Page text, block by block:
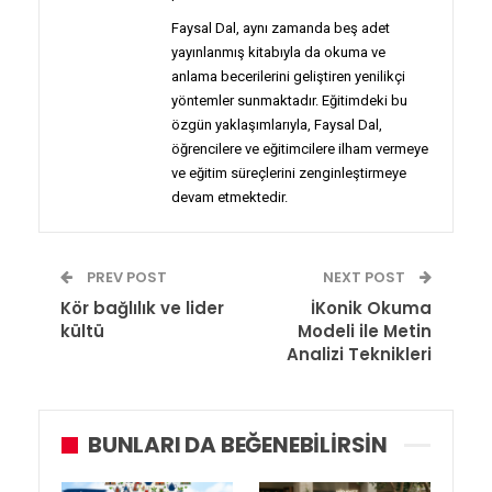
Faysal Dal, aynı zamanda beş adet
yayınlanmış kitabıyla da okuma ve
anlama becerilerini geliştiren yenilikçi
yöntemler sunmaktadır. Eğitimdeki bu
özgün yaklaşımlarıyla, Faysal Dal,
öğrencilere ve eğitimcilere ilham vermeye
ve eğitim süreçlerini zenginleştirmeye
devam etmektedir.
PREV POST
Kör bağlılık ve lider
kültü
NEXT POST
İKonik Okuma
Modeli ile Metin
Analizi Teknikleri
BUNLARI DA BEĞENEBILIRSIN